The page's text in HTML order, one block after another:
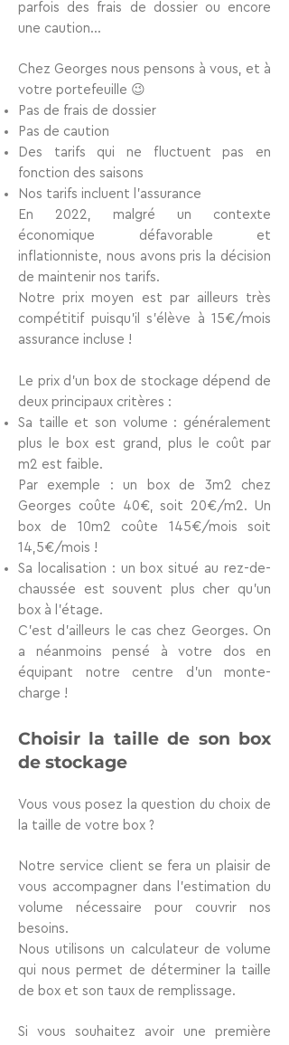
parfois des frais de dossier ou encore
une caution…
Chez Georges nous pensons à vous, et à
votre portefeuille 😉
Pas de frais de dossier
Pas de caution
Des tarifs qui ne fluctuent pas en
fonction des saisons
Nos tarifs incluent l'assurance
En 2022, malgré un contexte
économique défavorable et
inflationniste, nous avons pris la décision
de maintenir nos tarifs.
Notre prix moyen est par ailleurs très
compétitif puisqu’il s’élève à 15€/mois
assurance incluse !
Le prix d’un box de stockage dépend de
deux principaux critères :
Sa taille et son volume : généralement
plus le box est grand, plus le coût par
m2 est faible.
Par exemple : un box de 3m2 chez
Georges coûte 40€, soit 20€/m2. Un
box de 10m2 coûte 145€/mois soit
14,5€/mois !
Sa
localisation : un box situé au rez-de-
chaussée est souvent plus cher qu’un
box à l’étage.
C’est d’ailleurs le cas chez Georges. On
a néanmoins pensé à votre dos en
équipant notre centre d’un monte-
charge !
Choisir la taille de son box
de stockage
Vous vous posez la question du choix de
la taille de votre box ?
Notre service client se fera un plaisir de
vous accompagner dans l’estimation du
volume nécessaire pour couvrir nos
besoins.
Nous utilisons un calculateur de volume
qui nous permet de déterminer la taille
de box et son taux de remplissage.
Si vous souhaitez avoir une première